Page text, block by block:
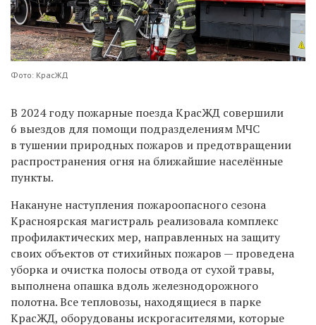
Фото: КрасЖД
В 2024 году пожарные поезда КрасЖД совершили
6 выездов для помощи подразделениям МЧС
в тушении природных пожаров и предотвращении
распространения огня на ближайшие населённые
пункты.
Накануне наступления пожароопасного сезона
Красноярская магистраль реализовала комплекс
профилактических мер, направленных на защиту
своих объектов от стихийных пожаров — проведена
уборка и очистка полосы отвода от сухой травы,
выполнена опашка вдоль железнодорожного
полотна.Все тепловозы, находящиеся в парке
КрасЖД, оборудованы искрогасителями, которые